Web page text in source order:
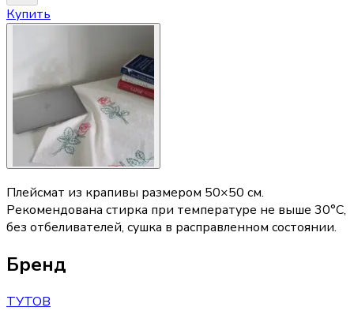
Купить
Плейсмат из крапивы размером 50×50 см.
Рекомендована стирка при температуре не выше 30°C,
без отбеливателей, сушка в расправленном состоянии.
Бренд
ТУТОВ